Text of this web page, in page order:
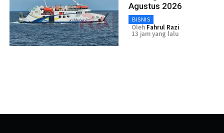
Agustus 2026
BISNIS
Oleh Fahrul Razi
13 jam yang lalu